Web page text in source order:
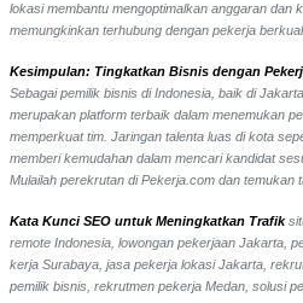
lokasi membantu mengoptimalkan anggaran dan
memungkinkan terhubung dengan pekerja
Kesimpulan: Tingkatkan Bisnis dengan
Sebagai pemilik bisnis di Indonesia, baik di
merupakan platform terbaik dalam menemukan
memperkuat tim. Jaringan talenta luas di kota
memberi kemudahan dalam mencari kandidat
Mulailah perekrutan di Pekerja.com dan temukan
Kata Kunci SEO untuk Meningkatkan Trafik
remote Indonesia, lowongan pekerjaan Jakarta,
kerja Surabaya, jasa pekerja lokasi Jakarta,
pemilik bisnis, rekrutmen pekerja Medan, solusi